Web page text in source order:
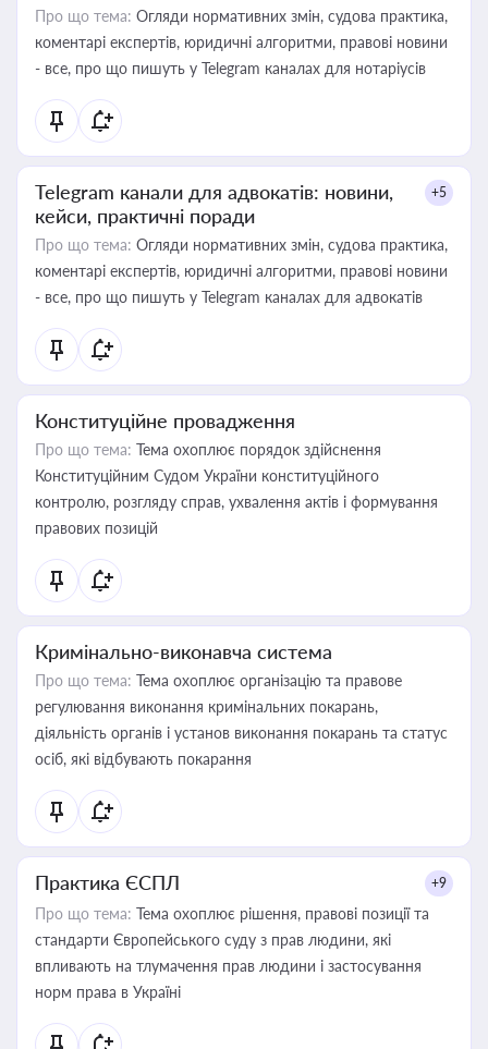
Про що тема: Огляди нормативних змін, судова практика,
коментарі експертів, юридичні алгоритми, правові новини
- все, про що пишуть у Telegram каналах для нотаріусів
Telegram канали для адвокатів: новини,
кейси, практичні поради
+5
Про що тема: Огляди нормативних змін, судова практика,
коментарі експертів, юридичні алгоритми, правові новини
- все, про що пишуть у Telegram каналах для адвокатів
Конституційне провадження
Про що тема: Тема охоплює порядок здійснення
Конституційним Судом України конституційного
контролю, розгляду справ, ухвалення актів і формування
правових позицій
Кримінально-виконавча система
Про що тема: Тема охоплює організацію та правове
регулювання виконання кримінальних покарань,
діяльність органів і установ виконання покарань та статус
осіб, які відбувають покарання
Практика ЄСПЛ +9
Про що тема: Тема охоплює рішення, правові позиції та
стандарти Європейського суду з прав людини, які
впливають на тлумачення прав людини і застосування
норм права в Україні